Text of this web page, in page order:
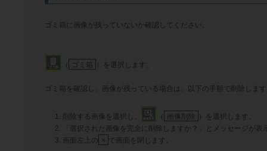
ゴミ箱に画像が残っていないか確認してください。
（ ゴミ箱 ）を選択します。
ゴミ箱を確認し、画像が残っている場合は、以下の手順で削除しま
削除する画像を選択し、 （ 画像削除
）を選択します。
「選択された画像を完全に削除しますか？」とメッセージが表
画面左上の × で画面を閉じます。